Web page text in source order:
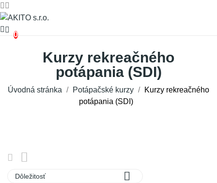
0
Kurzy rekreačného
potápania (SDI)
Úvodná stránka Potápačské kurzy
Kurzy rekreačného
potápania (SDI)
Dôležitosť 